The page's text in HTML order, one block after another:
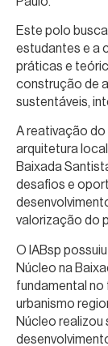
Este polo
estudantes e a
práticas e
construção de
sustentáveis,
A reativação
arquitetura
Baixada
desafios e
valorização do
O IABsp
Núcleo na
fundamental
urbanismo
Núcleo realizou